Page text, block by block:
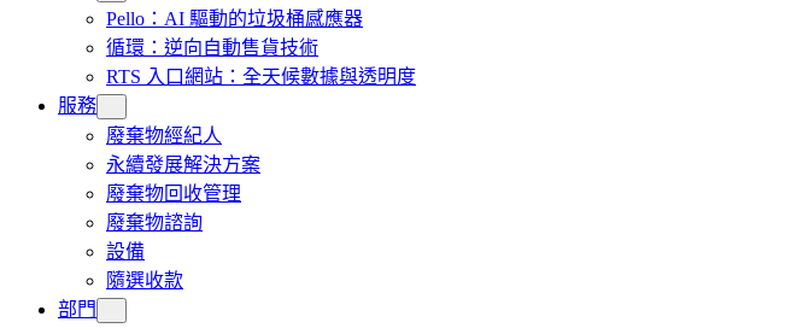
Pello：AI 驅動的垃圾桶感應器
循環：逆向自動售貨技術
RTS 入口網站：全天候數據與透明度
服務
廢棄物經紀人
永續發展解決方案
廢棄物回收管理
廢棄物諮詢
設備
隨選收款
部門